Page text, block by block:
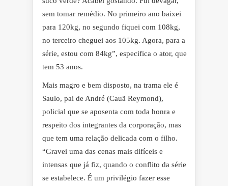
sem tomar remédio. No primeiro ano baixei
para 120kg, no segundo fiquei com 108kg,
no terceiro cheguei aos 105kg. Agora, para a
série, estou com 84kg”, especifica o ator, que
tem 53 anos.
Mais magro e bem disposto, na trama ele é
Saulo, pai de André (Cauã Reymond),
policial que se aposenta com toda honra e
respeito dos integrantes da corporação, mas
que tem uma relação delicada com o filho.
“Gravei uma das cenas mais difíceis e
intensas que já fiz, quando o conflito da série
se estabelece. É um privilégio fazer esse